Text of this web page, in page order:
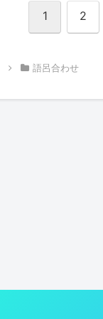
1 2
語呂合わせ